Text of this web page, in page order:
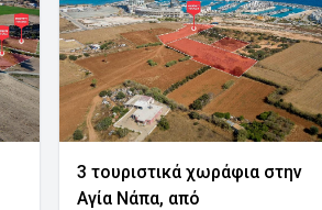
3 τουριστικά χωράφια στην
Αγία Νάπα, από